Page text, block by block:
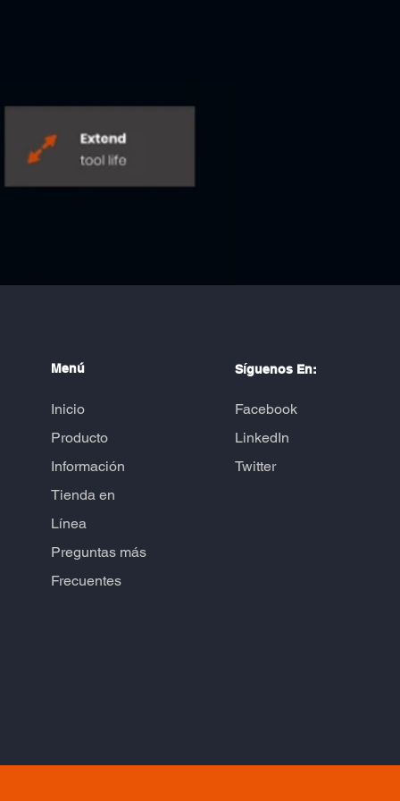
Menú
Inicio
Producto
Información
Tienda en
Línea
Preguntas más
Frecuentes
Síguenos En:
Facebook
LinkedIn
Twitter